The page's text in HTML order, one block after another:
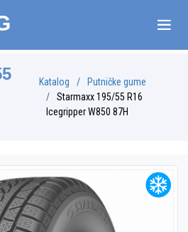
Katalog
Putničke gume
Starmaxx 195/55 R16
Icegripper W850 87H